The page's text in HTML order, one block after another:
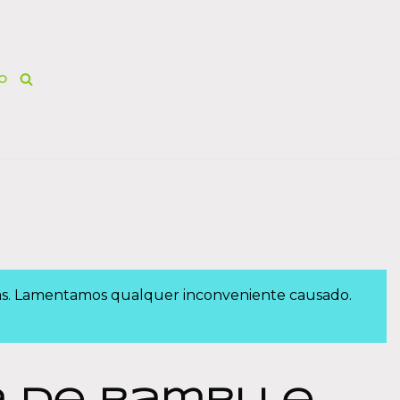
Lamentamos qualquer inconveniente causado.